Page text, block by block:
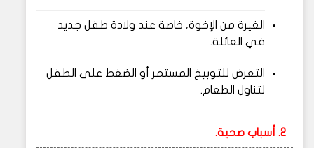
الغيرة من الإخوة، خاصة عند ولادة طفل جديد
في العائلة.
التعرض للتوبيخ المستمر أو الضغط على الطفل
لتناول الطعام.
2. أسباب صحية.